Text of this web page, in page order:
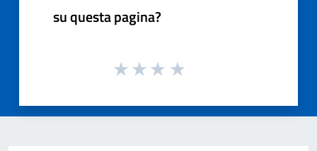
su questa pagina?